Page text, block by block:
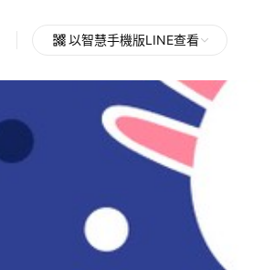
以智慧手機版LINE查看